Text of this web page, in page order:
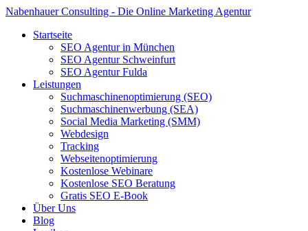
Nabenhauer Consulting - Die Online Marketing Agentur
Startseite
SEO Agentur in München
SEO Agentur Schweinfurt
SEO Agentur Fulda
Leistungen
Suchmaschinenoptimierung (SEO)
Suchmaschinenwerbung (SEA)
Social Media Marketing (SMM)
Webdesign
Tracking
Webseitenoptimierung
Kostenlose Webinare
Kostenlose SEO Beratung
Gratis SEO E-Book
Über Uns
Blog